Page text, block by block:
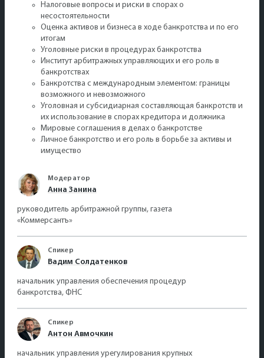
Налоговые вопросы и риски в спорах о
несостоятельности
Оценка активов и бизнеса в ходе банкротства и по его
итогам
Уголовные риски в процедурах банкротства
Институт арбитражных управляющих и его роль в
банкротствах
Банкротства с международным элементом: границы
возможного и невозможного
Уголовная и субсидиарная составляющая банкротств и
их использование в спорах кредитора и должника
Мировые соглашения в делах о банкротстве
Личное банкротство и его роль в борьбе за активы и
имущество
Модератор
Анна Занина
руководитель арбитражной группы, газета
«Коммерсантъ»
Спикер
Вадим Солдатенков
начальник управления обеспечения процедур
банкротства, ФНС
Спикер
Антон Авмочкин
начальник управления урегулирования крупных